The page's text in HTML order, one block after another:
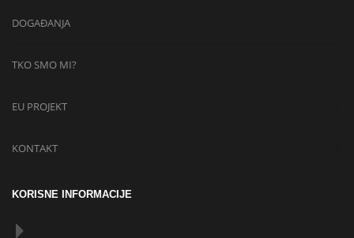
DOGAĐANJA
TKO SMO MI?
EU PROJEKT
KONTAKT
KORISNE INFORMACIJE